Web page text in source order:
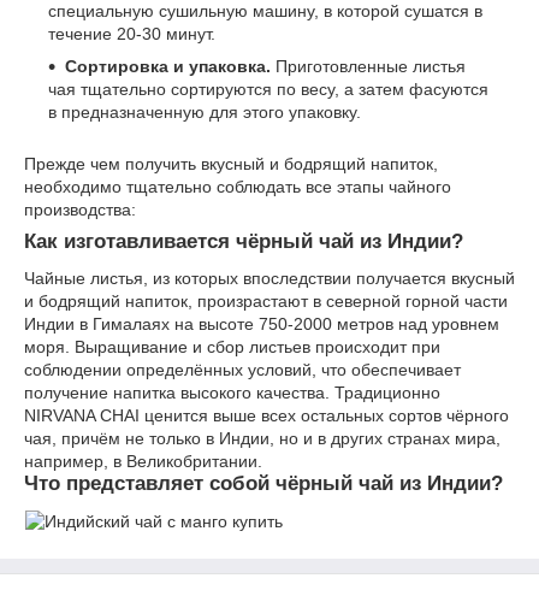
Что представляет собой чёрный чай из Индии?
Чайные листья, из которых впоследствии получается вкусный
и бодрящий напиток, произрастают в северной горной части
Индии в Гималаях на высоте 750-2000 метров над уровнем
моря. Выращивание и сбор листьев происходит при
соблюдении определённых условий, что обеспечивает
получение напитка высокого качества. Традиционно
NIRVANA CHAI ценится выше всех остальных сортов чёрного
чая, причём не только в Индии, но и в других странах мира,
например, в Великобритании.
Как изготавливается чёрный чай из Индии?
Прежде чем получить вкусный и бодрящий напиток,
необходимо тщательно соблюдать все этапы чайного
производства:
специальную сушильную машину, в которой сушатся в
течение 20-30 минут.
Сортировка и упаковка. Приготовленные листья
чая тщательно сортируются по весу, а затем фасуются
в предназначенную для этого упаковку.